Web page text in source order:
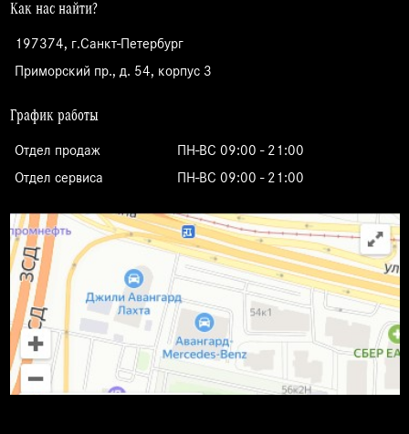
Как нас найти?
197374, г.Санкт-Петербург
Приморский пр., д. 54, корпус 3
График работы
Отдел продаж
ПН-ВС 09:00 - 21:00
Отдел сервиса
ПН-ВС 09:00 - 21:00